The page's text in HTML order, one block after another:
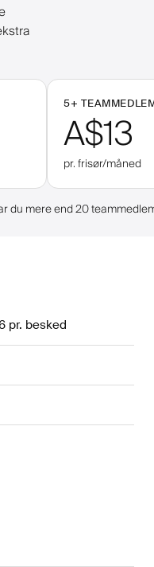
5+
A$13
pr. frisør/måned
du mere end 20
pr. besked